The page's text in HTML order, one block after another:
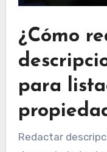
¿Cómo
para
Redactar